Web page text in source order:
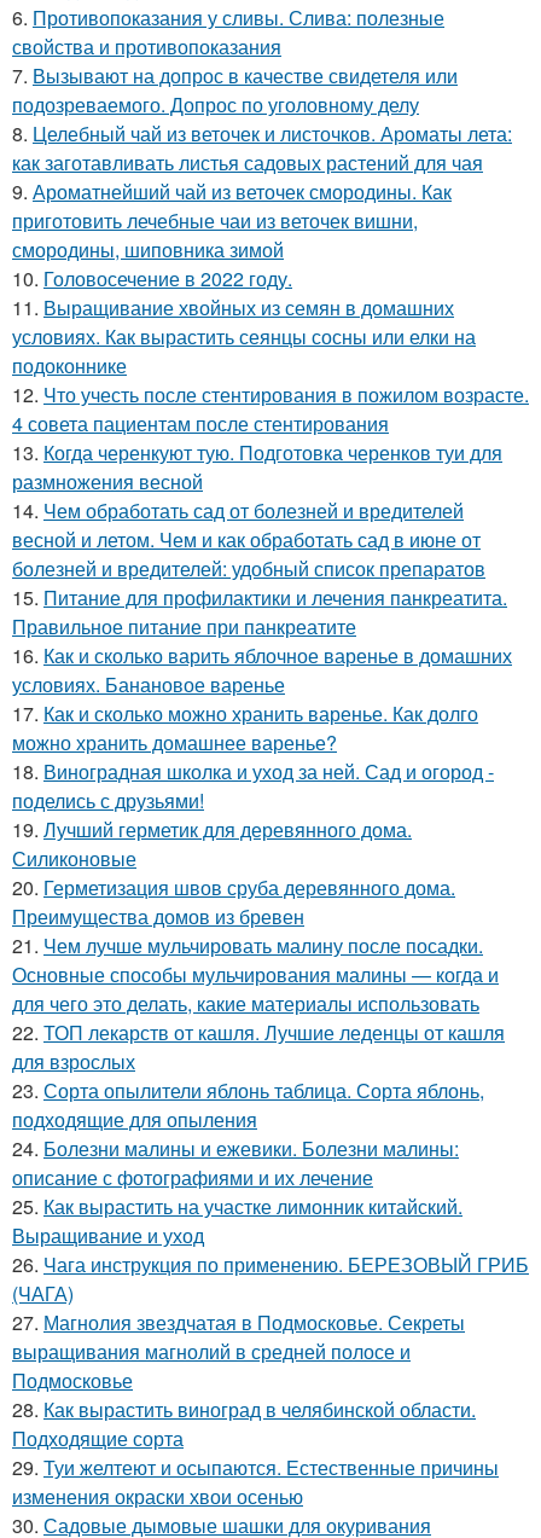
6. Противопоказания у сливы. Слива: полезные
свойства и противопоказания
7. Вызывают на допрос в качестве свидетеля или
подозреваемого. Допрос по уголовному делу
8. Целебный чай из веточек и листочков. Ароматы лета:
как заготавливать листья садовых растений для чая
9. Ароматнейший чай из веточек смородины. Как
приготовить лечебные чаи из веточек вишни,
смородины, шиповника зимой
10. Головосечение в 2022 году.
11. Выращивание хвойных из семян в домашних
условиях. Как вырастить сеянцы сосны или елки на
подоконнике
12. Что учесть после стентирования в пожилом возрасте.
4 совета пациентам после стентирования
13. Когда черенкуют тую. Подготовка черенков туи для
размножения весной
14. Чем обработать сад от болезней и вредителей
весной и летом. Чем и как обработать сад в июне от
болезней и вредителей: удобный список препаратов
15. Питание для профилактики и лечения панкреатита.
Правильное питание при панкреатите
16. Как и сколько варить яблочное варенье в домашних
условиях. Банановое варенье
17. Как и сколько можно хранить варенье. Как долго
можно хранить домашнее варенье?
18. Виноградная школка и уход за ней. Сад и огород -
поделись с друзьями!
19. Лучший герметик для деревянного дома.
Силиконовые
20. Герметизация швов сруба деревянного дома.
Преимущества домов из бревен
21. Чем лучше мульчировать малину после посадки.
Основные способы мульчирования малины — когда и
для чего это делать, какие материалы использовать
22. ТОП лекарств от кашля. Лучшие леденцы от кашля
для взрослых
23. Сорта опылители яблонь таблица. Сорта яблонь,
подходящие для опыления
24. Болезни малины и ежевики. Болезни малины:
описание с фотографиями и их лечение
25. Как вырастить на участке лимонник китайский.
Выращивание и уход
26. Чага инструкция по применению. БЕРЕЗОВЫЙ ГРИБ
(ЧАГА)
27. Магнолия звездчатая в Подмосковье. Секреты
выращивания магнолий в средней полосе и
Подмосковье
28. Как вырастить виноград в челябинской области.
Подходящие сорта
29. Туи желтеют и осыпаются. Естественные причины
изменения окраски хвои осенью
30. Садовые дымовые шашки для окуривания